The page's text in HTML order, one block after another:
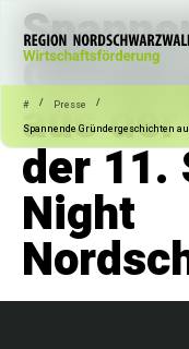
# / Presse
/
Spannende Gründergeschichten
aus
der
Night